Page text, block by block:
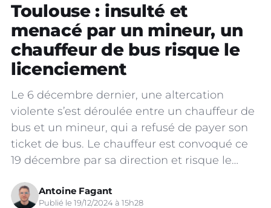
Toulouse : insulté et
menacé par un mineur, un
chauffeur de bus risque le
licenciement
Le 6 décembre dernier, une altercation
violente s’est déroulée entre un chauffeur de
bus et un mineur, qui a refusé de payer son
ticket de bus. Le chauffeur est convoqué ce
19 décembre par sa direction et risque le…
Antoine Fagant
Publié le 19/12/2024 à 15h28